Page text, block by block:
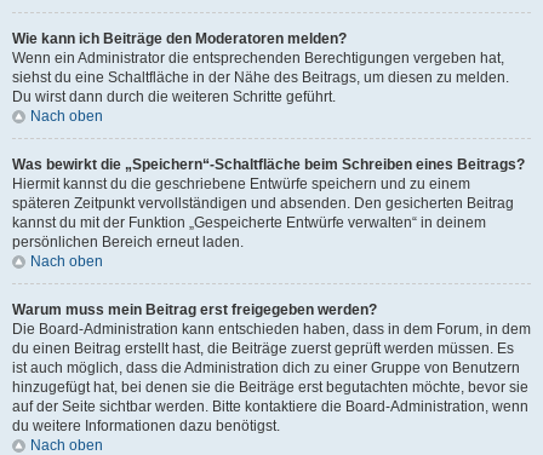
Wie kann ich Beiträge den Moderatoren melden?
Wenn ein Administrator die entsprechenden Berechtigungen vergeben hat,
siehst du eine Schaltfläche in der Nähe des Beitrags, um diesen zu melden.
Du wirst dann durch die weiteren Schritte geführt.
Nach oben
Was bewirkt die „Speichern“-Schaltfläche beim Schreiben eines Beitrags?
Hiermit kannst du die geschriebene Entwürfe speichern und zu einem
späteren Zeitpunkt vervollständigen und absenden. Den gesicherten Beitrag
kannst du mit der Funktion „Gespeicherte Entwürfe verwalten“ in deinem
persönlichen Bereich erneut laden.
Nach oben
Warum muss mein Beitrag erst freigegeben werden?
Die Board-Administration kann entschieden haben, dass in dem Forum, in dem
du einen Beitrag erstellt hast, die Beiträge zuerst geprüft werden müssen. Es
ist auch möglich, dass die Administration dich zu einer Gruppe von Benutzern
hinzugefügt hat, bei denen sie die Beiträge erst begutachten möchte, bevor sie
auf der Seite sichtbar werden. Bitte kontaktiere die Board-Administration, wenn
du weitere Informationen dazu benötigst.
Nach oben